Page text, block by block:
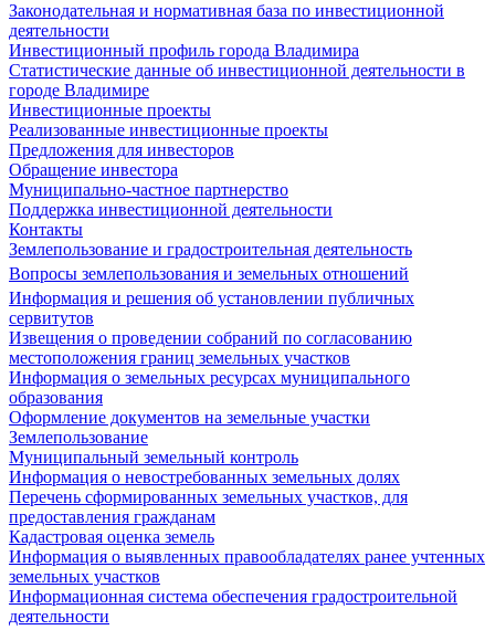
Законодательная и нормативная база по инвестиционной
деятельности
Инвестиционный профиль города Владимира
Статистические данные об инвестиционной деятельности в
городе Владимире
Инвестиционные проекты
Реализованные инвестиционные проекты
Предложения для инвесторов
Обращение инвестора
Муниципально-частное партнерство
Поддержка инвестиционной деятельности
Контакты
Землепользование и градостроительная деятельность
Вопросы землепользования и земельных отношений
Информация и решения об установлении публичных
сервитутов
Извещения о проведении собраний по согласованию
местоположения границ земельных участков
Информация о земельных ресурсах муниципального
образования
Оформление документов на земельные участки
Землепользование
Муниципальный земельный контроль
Информация о невостребованных земельных долях
Перечень сформированных земельных участков, для
предоставления гражданам
Кадастровая оценка земель
Информация о выявленных правообладателях ранее учтенных
земельных участков
Информационная система обеспечения градостроительной
деятельности